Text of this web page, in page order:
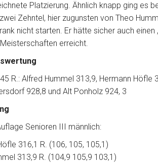
Platzierung. Ähnlich knapp ging es
Zehntel, hier zugunsten von Theo
nicht starten. Er hätte sicher auch einen
erreicht.
R.: Alfred Hummel 313,9, Hermann Höfle
928,8 und Alt Ponholz 924, 3
Senioren III männlich:
316,1 R. (106, 105, 105,1)
313,9 R. (104,9 105,9 103,1)